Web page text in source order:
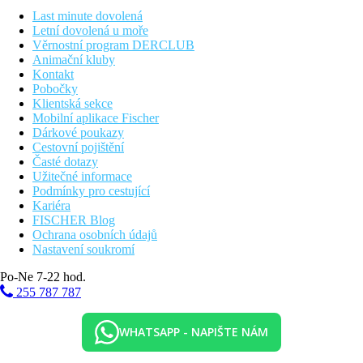
Vzdálenosti
62 km
Vzdálenost od nejbližšího letiště
0 m
Vzdálenost k pláži
42 km
Centrum města
5 km
Nákupy
Pláž
Lehátka na pláži za poplatek
Slunečníky na pláži za poplatek
Hotel přímo u pláže
Plážová dovolená
Last minute dovolená
Letní dovolená u moře
Věrnostní program DERCLUB
Animační kluby
Kontakt
Pobočky
Klientská sekce
Mobilní aplikace Fischer
Dárkové poukazy
Cestovní pojištění
Časté dotazy
Užitečné informace
Podmínky pro cestující
Kariéra
FISCHER Blog
Ochrana osobních údajů
Nastavení soukromí
Po-Ne 7-22 hod.
255 787 787
WHATSAPP - NAPIŠTE NÁM